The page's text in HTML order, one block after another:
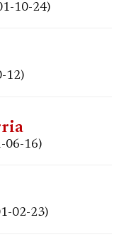
10-24)
12)
06-16)
02-23)